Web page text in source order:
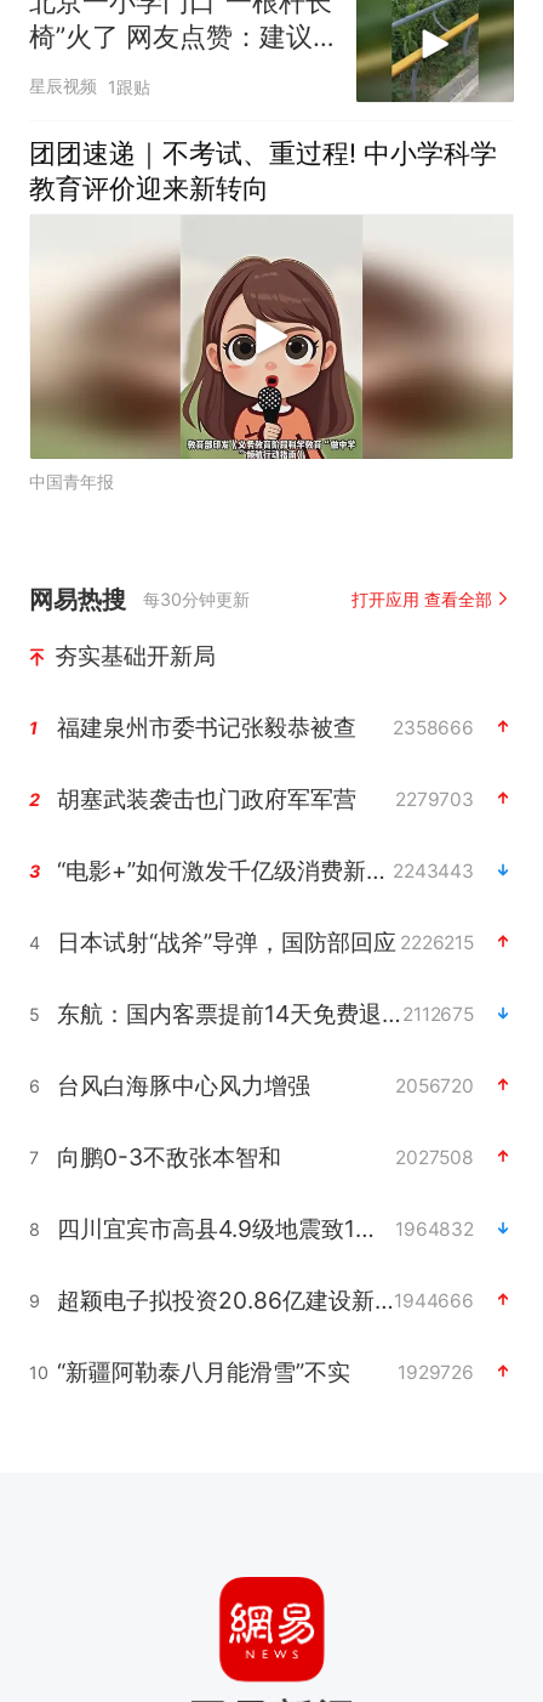
椅”火了 网友点赞：建议
全国推广
星辰视频 1跟贴
团团速递｜不考试、重过程! 中小学科学
教育评价迎来新转向
中国青年报
网易热搜 每30分钟更新 打开应用 查看全部
夯实基础开新局
1 福建泉州市委书记张毅恭被查 2358666
2 胡塞武装袭击也门政府军军营 2279703
3 “电影+”如何激发千亿级消费新活力？ 2243443
4 日本试射“战斧”导弹，国防部回应 2226215
5 东航：国内客票提前14天免费退改2112675
6 台风白海豚中心风力增强 2056720
7 向鹏0-3不敌张本智和 2027508
8 四川宜宾市高县4.9级地震致1人死亡 1964832
9 超颖电子拟投资20.86亿建设新项目1944666
10 “新疆阿勒泰八月能滑雪”不实 1929726